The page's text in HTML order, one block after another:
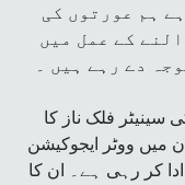
ہم عورتوں کی
کے عمل میں
دے رہے ہیں ۔
فلک ناز کا
میں ووٹر ایجوکیشن
کر رہی ہے۔ ان کا